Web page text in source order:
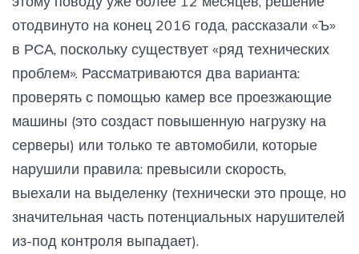
отодвинуто на конец 2016 года, рассказали «Ъ»
в РСА, поскольку существует «ряд технических
проблем». Рассматриваются два варианта:
проверять с помощью камер все проезжающие
машины (это создаст повышенную нагрузку на
серверы) или только те автомобили, которые
нарушили правила: превысили скорость,
выехали на выделенку (технически это проще, но
значительная часть потенциальных нарушителей
из-под контроля выпадает).